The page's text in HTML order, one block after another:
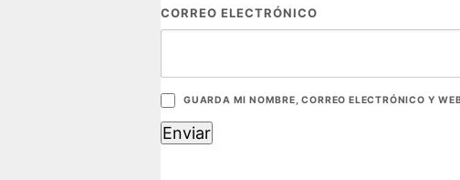
CORREO ELECTRÓNICO
GUARDA MI NOMBRE, CORREO ELECTRÓNICO Y